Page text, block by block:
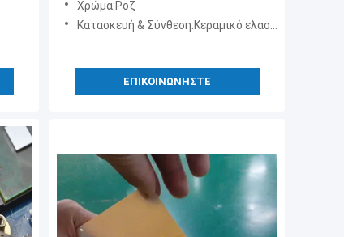
Χρώμα:Ροζ
Κατασκευή & Σύνθεση:Κεραμικό ελαστομερές σιλικόνης / Fiberglass
ΕΠΙΚΟΙΝΩΝΉΣΤΕ